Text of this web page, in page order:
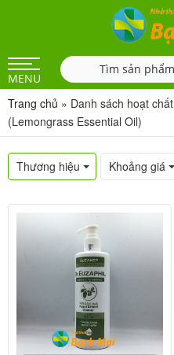
MENU
Trang chủ » Danh sách hoạt chất
(Lemongrass Essential Oil)
Thương hiệu Khoảng giá